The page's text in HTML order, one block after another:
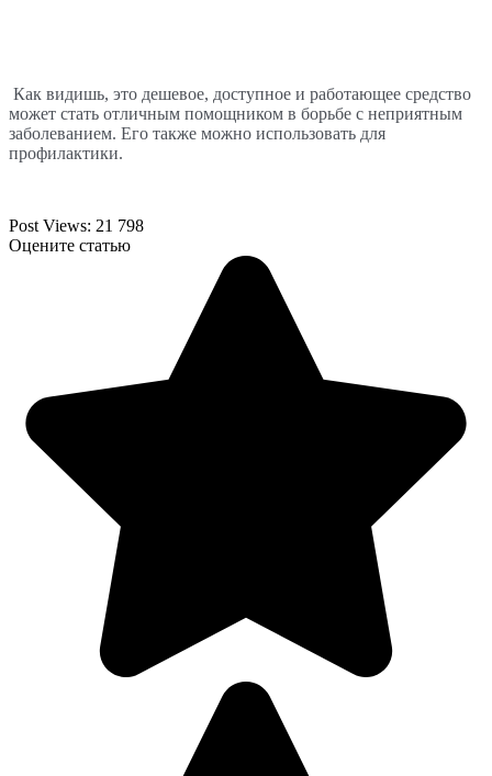
Как видишь, это дешевое, доступное и работающее средство
может стать отличным помощником в борьбе с неприятным
заболеванием. Его также можно использовать для
профилактики.
Post Views: 21 798
Оцените статью